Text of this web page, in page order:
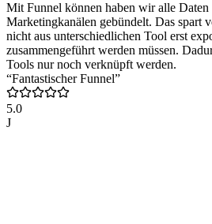
Mit Funnel können haben wir alle Daten
Marketingkanälen gebündelt. Das spart
nicht aus unterschiedlichen Tool erst
zusammengeführt werden müssen.
Tools nur noch verknüpft werden.
“Fantastischer Funnel”
5.0
J